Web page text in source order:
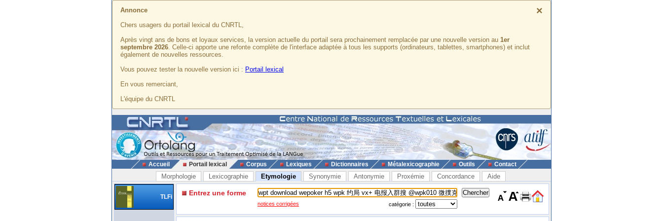
×
Annonce
Chers usagers du portail lexical du CNRTL,
Après vingt ans de bons et loyaux services, la version actuelle du portail sera prochainement remplacée par une nouvelle version au 1er
septembre 2026. Celle-ci apporte une refonte complète de l'interface adaptée à tous les supports (ordinateurs, tablettes, smartphones) et inclut
également de nouvelles ressources.
Vous pouvez tester la nouvelle version ici : Portail lexical
En vous remerciant,
L'équipe du CNRTL
Accueil Portail lexical Corpus Lexiques Dictionnaires Métalexicographie Outils Contact
Morphologie Lexicographie Etymologie Synonymie Antonymie Proxémie Concordance Aide
TLFi Entrez une forme
notices corrigées catégorie :